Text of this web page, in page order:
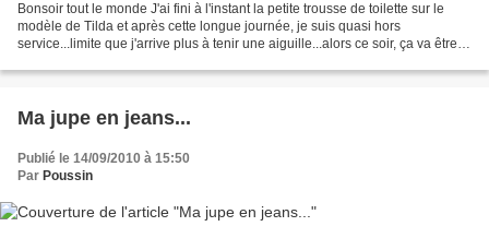
Bonsoir tout le monde J'ai fini à l'instant la petite trousse de toilette sur le
modèle de Tilda et après cette longue journée, je suis quasi hors
service...limite que j'arrive plus à tenir une aiguille...alors ce soir, ça va être
Ma jupe en jeans...
Publié le 14/09/2010 à 15:50
Par Poussin